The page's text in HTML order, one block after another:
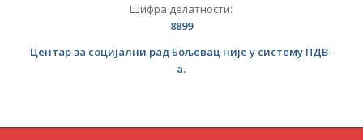
Шифра делатности:
8899
Центар за социјални рад Бољевац није у систему ПДВ-
а.